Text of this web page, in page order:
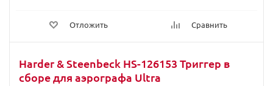
Отложить Сравнить
Harder & Steenbeck HS-126153 Триггер в
сборе для аэрографа Ultra